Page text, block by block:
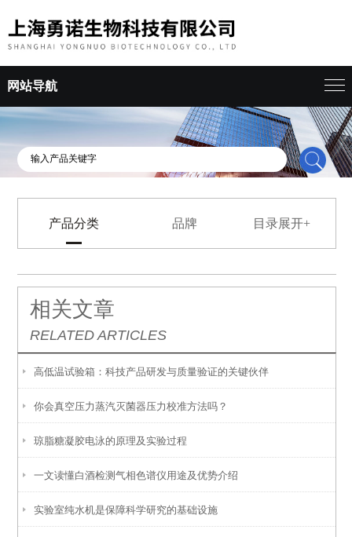
网站导航
产品分类 品牌 目录展开+
相关文章
RELATED ARTICLES
高低温试验箱：科技产品研发与质量验证的关键伙伴
你会真空压力蒸汽灭菌器压力校准方法吗？
琼脂糖凝胶电泳的原理及实验过程
一文读懂白酒检测气相色谱仪用途及优势介绍
实验室纯水机是保障科学研究的基础设施